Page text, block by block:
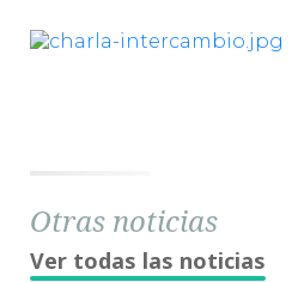
Otras noticias
Ver todas las noticias